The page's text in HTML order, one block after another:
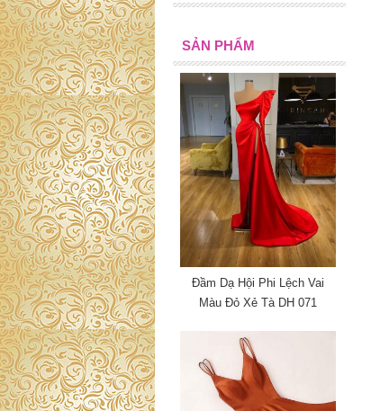
SẢN PHẨM
Đầm Dạ Hội Phi Lệch Vai
Màu Đỏ Xẻ Tà DH 071